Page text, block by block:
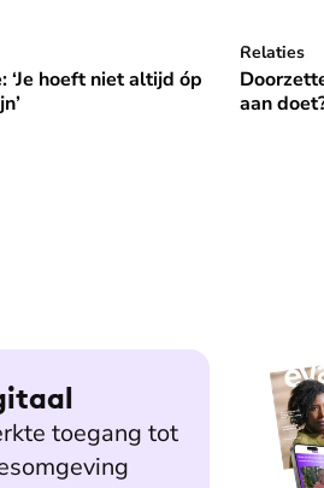
hoeft niet altijd óp vakantie om
‘Je hoeft niet altijd óp
⭐
Relaties
aan
toegang tot